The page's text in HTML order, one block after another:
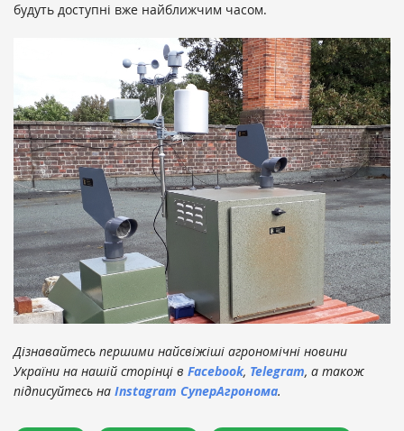
будуть доступні вже найближчим часом.
Дізнавайтесь першими найсвіжіші агрономічні новини
України на нашій сторінці в Facebook, Telegram, а також
підписуйтесь на Instagram СуперАгронома.